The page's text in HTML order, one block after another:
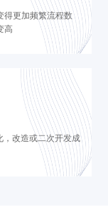
得更加频繁流程数
高
，改造或二次开发成